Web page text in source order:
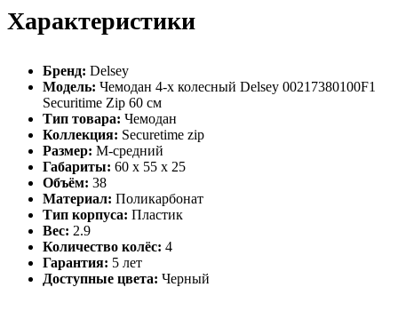
Характеристики
Бренд: Delsey
Модель: Чемодан 4-х колесный Delsey 00217380100F1
Securitime Zip 60 см
Тип товара: Чемодан
Коллекция: Securetime zip
Размер: M-средний
Габариты: 60 х 55 х 25
Объём: 38
Материал: Поликарбонат
Тип корпуса: Пластик
Вес: 2.9
Количество колёс: 4
Гарантия: 5 лет
Доступные цвета: Черный